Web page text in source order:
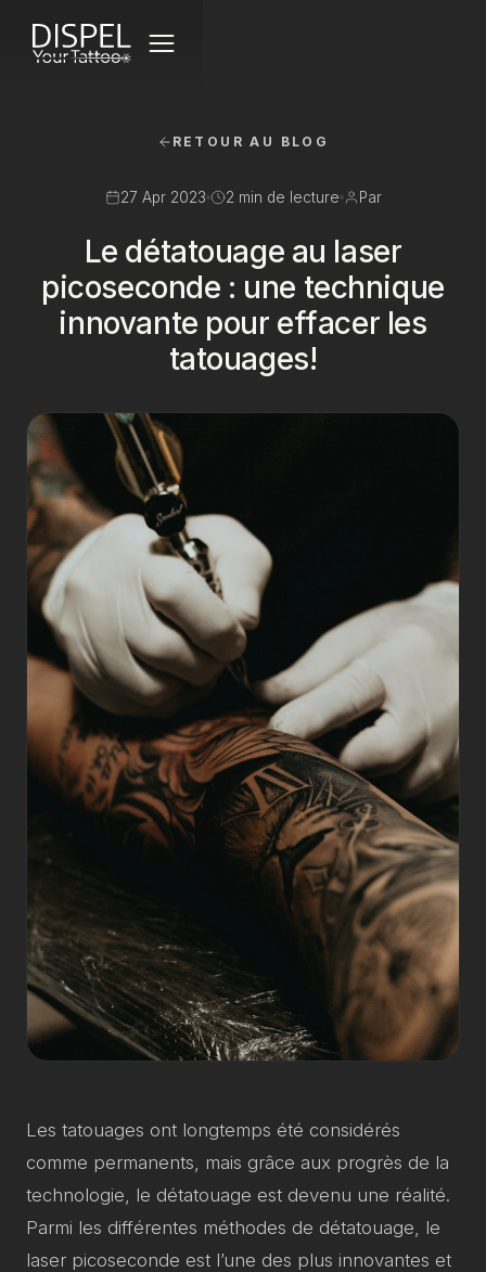
AVANT / APRÈS
FAQ
CONTACT
RÉSERVER UNE CONSULTATION
RETOUR AU BLOG
27 Apr 2023 2 min de lecture Par
Le détatouage au laser
picoseconde : une technique
innovante pour effacer les
tatouages!
Les tatouages ont longtemps été considérés
comme permanents, mais grâce aux progrès de la
technologie, le détatouage est devenu une réalité.
Parmi les différentes méthodes de détatouage, le
laser picoseconde est l’une des plus innovantes et